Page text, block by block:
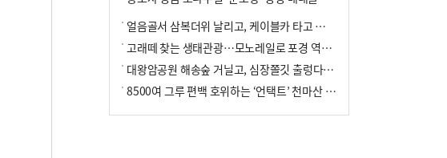
얼음골서 삼복더위 날리고, 케이블카 타고 신선놀음
고래떼 찾는 생태관광…모노레일로 포경 역사여행
대왕암공원 해송숲 거닐고, 심장쫄깃 출렁다리 건너봐
8500여 그루 편백 호위하는 ‘언택트’ 천마산 산림욕장